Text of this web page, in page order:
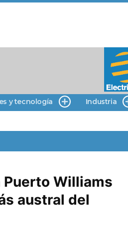
y tecnología Industria
Puerto Williams
austral del